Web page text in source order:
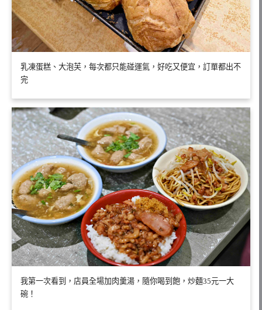
乳凍蛋糕、大泡芙，每次都只能碰運氣，好吃又便宜，訂單都出不
完
我第一次看到，店員全場加肉羹湯，隨你喝到飽，炒麵35元一大
碗！